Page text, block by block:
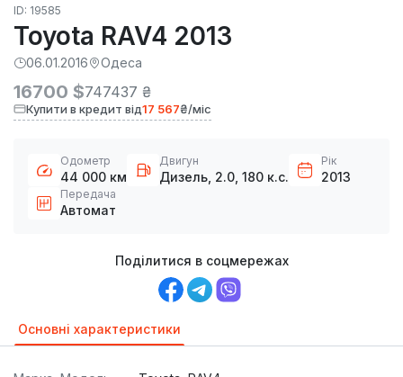
ID: 19585
Toyota RAV4 2013
06.01.2016 Одеса
16700 $747437 ₴
Купити в кредит від17 567₴/міс
Одометр
44 000 км
Двигун
Дизель, 2.0, 180 к.с.
Рік
2013
Передача
Автомат
Поділитися в соцмережах
Основні характеристики